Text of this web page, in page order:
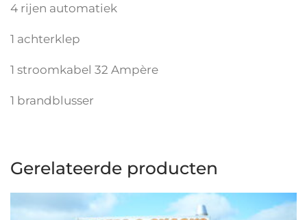
4 rijen automatiek
1 achterklep
1 stroomkabel 32 Ampère
1 brandblusser
Gerelateerde producten